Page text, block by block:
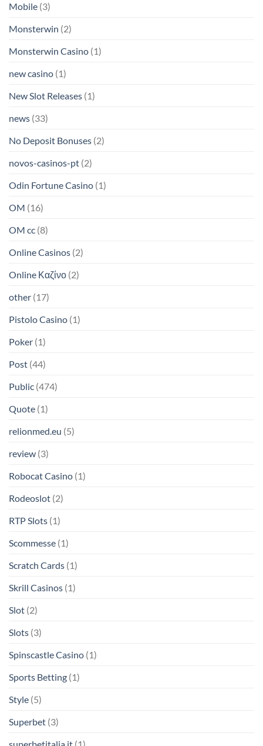
Mobile (3)
Monsterwin (2)
Monsterwin Casino (1)
new casino (1)
New Slot Releases (1)
news (33)
No Deposit Bonuses (2)
novos-casinos-pt (2)
Odin Fortune Casino (1)
OM (16)
OM cc (8)
Online Casinos (2)
Online Καζίνο (2)
other (17)
Pistolo Casino (1)
Poker (1)
Post (44)
Public (474)
Quote (1)
relionmed.eu (5)
review (3)
Robocat Casino (1)
Rodeoslot (2)
RTP Slots (1)
Scommesse (1)
Scratch Cards (1)
Skrill Casinos (1)
Slot (2)
Slots (3)
Spinscastle Casino (1)
Sports Betting (1)
Style (5)
Superbet (3)